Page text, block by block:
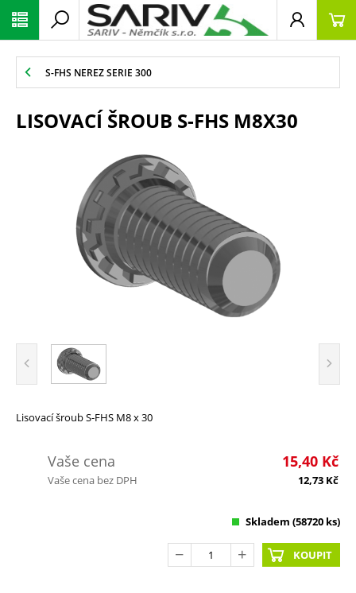
S-FHS NEREZ SERIE 300
LISOVACÍ ŠROUB S-FHS M8X30
Lisovací šroub S-FHS M8 x 30
Vaše cena 15,40 Kč
Vaše cena bez DPH 12,73 Kč
Skladem (58720 ks)
KOUPIT